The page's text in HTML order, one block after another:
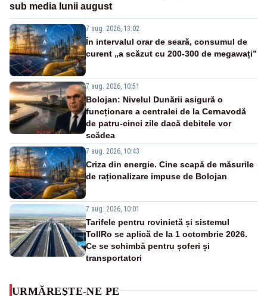
sub media lunii august
7 aug. 2026, 13:02
În intervalul orar de seară, consumul de
curent „a scăzut cu 200-300 de megawați”
7 aug. 2026, 10:51
Bolojan: Nivelul Dunării asigură o
funcționare a centralei de la Cernavodă
de patru-cinci zile dacă debitele vor
scădea
7 aug. 2026, 10:43
Criza din energie. Cine scapă de măsurile
de raționalizare impuse de Bolojan
7 aug. 2026, 10:01
Tarifele pentru rovinietă și sistemul
TollRo se aplică de la 1 octombrie 2026.
Ce se schimbă pentru șoferi și
transportatori
URMĂREȘTE-NE PE